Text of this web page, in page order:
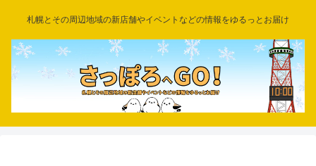
札幌とその周辺地域の新店舗やイベントなどの情報をゆるっとお届け